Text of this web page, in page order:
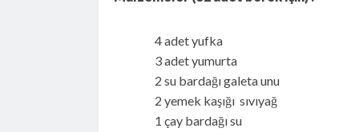
4adet yufka
3 adet yumurta
2 su bardağı galeta unu
2 yemek kaşığı sıvıyağ
1 çay bardağı su